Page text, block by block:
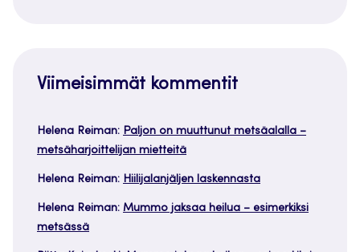
Viimeisimmät kommentit
Helena Reiman: Paljon on muuttunut metsäalalla –
metsäharjoittelijan mietteitä
Helena Reiman: Hiilijalanjäljen laskennasta
Helena Reiman: Mummo jaksaa heilua – esimerkiksi
metsässä